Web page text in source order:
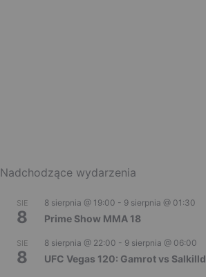
Nadchodzące wydarzenia
SIE
8
8 sierpnia @ 19:00 - 9 sierpnia @ 01:30
Prime Show MMA 18
SIE
8
8 sierpnia @ 22:00 - 9 sierpnia @ 06:00
UFC Vegas 120: Gamrot vs Salkilld